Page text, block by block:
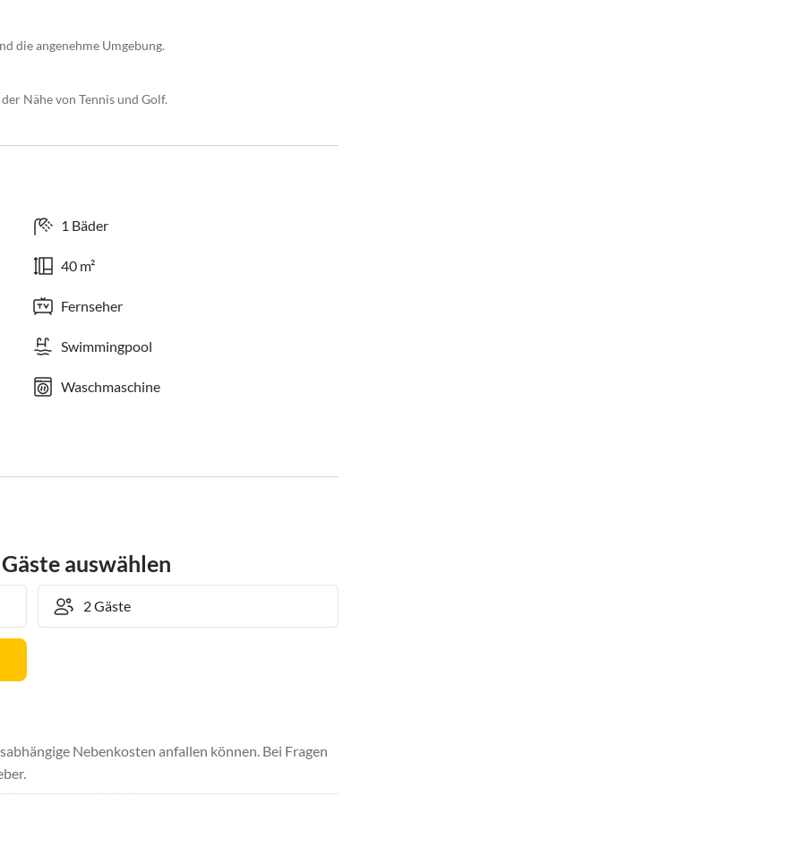
die angenehme Umgebung.
Nähe von Tennis und Golf.
1 Bäder
40 m²
Fernseher
Swimmingpool
Waschmaschine
auswählen
Nebenkosten anfallen können. Bei Fragen